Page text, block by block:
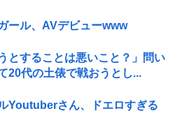
ール、AVデビューwww
とすることは悪いこと？」問い
20代の土俵で戦おうとし...
Youtuberさん、ドエロすぎる